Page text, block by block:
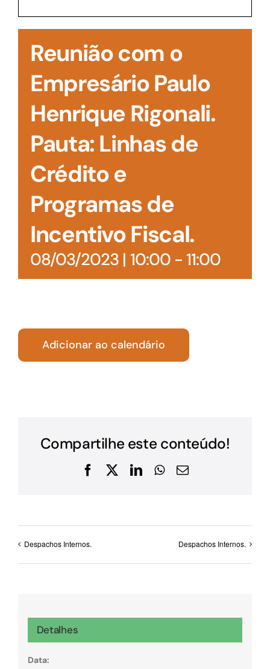
Reunião com o
Empresário Paulo
Henrique Rigonali.
Pauta: Linhas de
Crédito e
Programas de
Incentivo Fiscal.
08/03/2023 | 10:00- 11:00
Adicionar ao calendário
Compartilhe este conteúdo!
Facebook
X LinkedInWhatsApp
E-
Despachos Internos. Despachos Internos.
Detalhes
Data: